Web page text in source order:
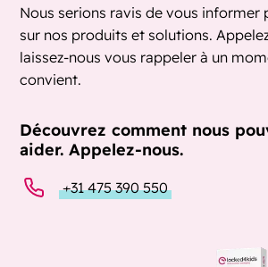
Nous serions ravis de vous informer
sur nos produits et solutions.
laissez-nous vous rappeler à un
convient.
Découvrez comment nous
aider. Appelez-nous.
+31 475 390 550